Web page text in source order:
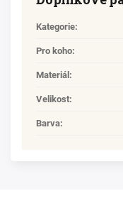
Kategorie:
Pro koho:
Materiál :
Velikost:
Barva: